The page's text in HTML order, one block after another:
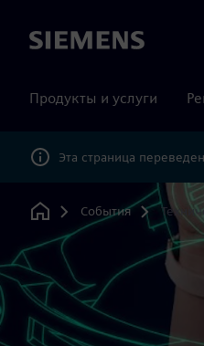
Siemens
Продукты и услуги
Эта страница
Home
События